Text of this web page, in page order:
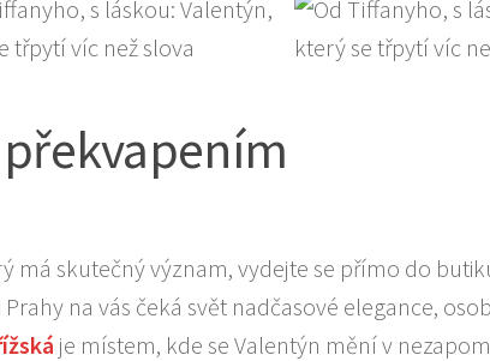
má skutečný význam, vydejte se přímo do
na vás čeká svět nadčasové elegance,
je místem, kde se Valentýn mění v